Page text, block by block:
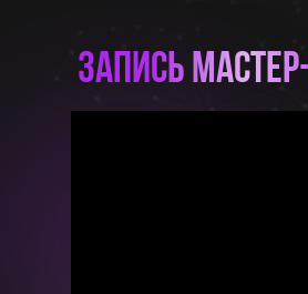
Запись